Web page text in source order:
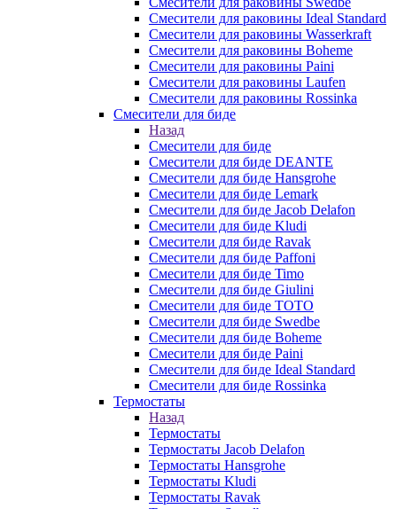
Смесители для раковины Ideal Standard
Смесители для раковины Wasserkraft
Смесители для раковины Boheme
Смесители для раковины Paini
Смесители для раковины Laufen
Смесители для раковины Rossinka
Смесители для биде
Назад
Смесители для биде
Смесители для биде DEANTE
Смесители для биде Hansgrohe
Смесители для биде Lemark
Смесители для биде Jacob Delafon
Смесители для биде Kludi
Смесители для биде Ravak
Смесители для биде Paffoni
Смесители для биде Timo
Смесители для биде Giulini
Смесители для биде TOTO
Смесители для биде Swedbe
Смесители для биде Boheme
Смесители для биде Paini
Смесители для биде Ideal Standard
Смесители для биде Rossinka
Термостаты
Назад
Термостаты
Термостаты Jacob Delafon
Термостаты Hansgrohe
Термостаты Kludi
Термостаты Ravak